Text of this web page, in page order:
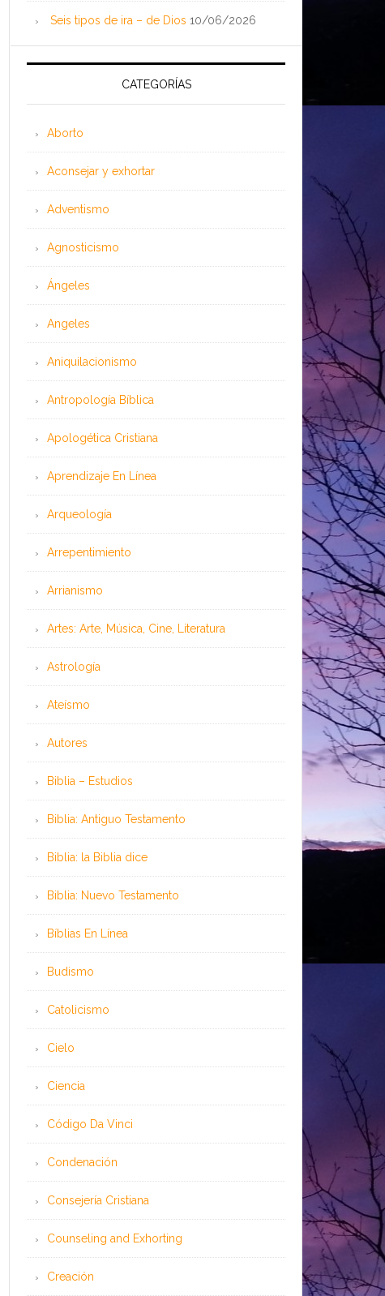
Seis tipos de ira – de Dios 10/06/2026
CATEGORÍAS
Aborto
Aconsejar y exhortar
Adventismo
Agnosticismo
Ángeles
Angeles
Aniquilacionismo
Antropología Bíblica
Apologética Cristiana
Aprendizaje En Línea
Arqueología
Arrepentimiento
Arrianismo
Artes: Arte, Música, Cine, Literatura
Astrología
Ateísmo
Autores
Biblia – Estudios
Biblia: Antiguo Testamento
Biblia: la Biblia dice
Biblia: Nuevo Testamento
Bíblias En Línea
Budismo
Catolicismo
Cielo
Ciencia
Código Da Vinci
Condenación
Consejería Cristiana
Counseling and Exhorting
Creación